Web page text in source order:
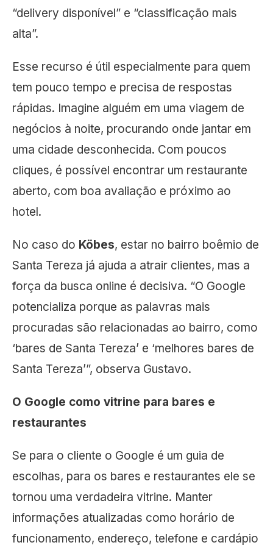
“delivery disponível” e “classificação mais
alta”.
Esse recurso é útil especialmente para quem
tem pouco tempo e precisa de respostas
rápidas. Imagine alguém em uma viagem de
negócios à noite, procurando onde jantar em
uma cidade desconhecida. Com poucos
cliques, é possível encontrar um restaurante
aberto, com boa avaliação e próximo ao
hotel.
No caso do Köbes, estar no bairro boêmio de
Santa Tereza já ajuda a atrair clientes, mas a
força da busca online é decisiva. “O Google
potencializa porque as palavras mais
procuradas são relacionadas ao bairro, como
‘bares de Santa Tereza’ e ‘melhores bares de
Santa Tereza’”, observa Gustavo.
O Google como vitrine para bares e
restaurantes
Se para o cliente o Google é um guia de
escolhas, para os bares e restaurantes ele se
tornou uma verdadeira vitrine. Manter
informações atualizadas como horário de
funcionamento, endereço, telefone e cardápio